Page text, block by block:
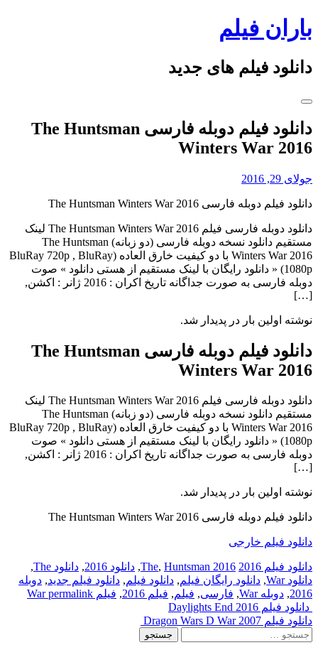
Skip
to
content
باران فیلم
دانلود فیلم های جدید
دانلود فیلم دوبله فارسی The Huntsman
Winters War 2016
جولای 29, 2016
دانلود فیلم دوبله فارسی The Huntsman Winters War 2016
دانلود دوبله فارسی فیلم The Huntsman Winters War 2016 لینک
مستقیم دانلود نسخه دوبله فارسی (دو زبانه) The Huntsman
Winters War 2016 با دو کیفیت خارق العاده (BluRay 720p , BluRay
1080p) « دانلود رایگان با لینک مستقیم از هستی دانلود » صوت
دوبله فارسی به صورت جداگانه تاریخ اکران : 2016 ژانر : اکشن,
[…]
نوشته اولین بار در پدیدار شد.
دانلود فیلم دوبله فارسی The Huntsman
Winters War 2016
دانلود دوبله فارسی فیلم The Huntsman Winters War 2016 لینک
مستقیم دانلود نسخه دوبله فارسی (دو زبانه) The Huntsman
Winters War 2016 با دو کیفیت خارق العاده (BluRay 720p , BluRay
1080p) « دانلود رایگان با لینک مستقیم از هستی دانلود » صوت
دوبله فارسی به صورت جداگانه تاریخ اکران : 2016 ژانر : اکشن,
[…]
نوشته اولین بار در پدیدار شد.
دانلود فیلم دوبله فارسی The Huntsman Winters War 2016
دانلود فیلم خارجی
دانلود فیلم 2016 2016 The
, Huntsman
, دانلود 2016 , دانلود The
,
دانلود War
, دانلود رایگان فیلم, دانلود فیلم, دانلود فیلم جدید, دوبله
2016
, دوبله War , فارسی, فیلم, فیلم 2016 , فیلم War permalink
Post
navigation
دانلود فیلم Daylights End 2016
دانلود فیلم Dragon Wars D War 2007
جستجو